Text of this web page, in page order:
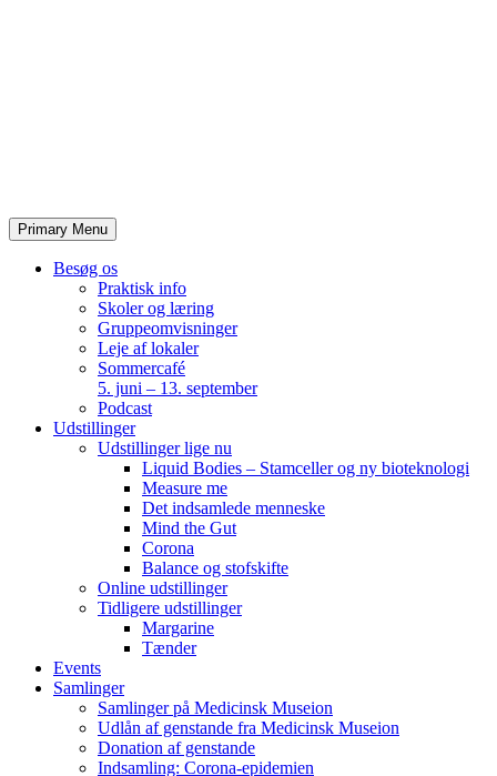
Primary Menu
Besøg os
Praktisk info
Skoler og læring
Gruppeomvisninger
Leje af lokaler
Sommercafé
5. juni – 13. september
Podcast
Udstillinger
Udstillinger lige nu
Liquid Bodies – Stamceller og ny bioteknologi
Measure me
Det indsamlede menneske
Mind the Gut
Corona
Balance og stofskifte
Online udstillinger
Tidligere udstillinger
Margarine
Tænder
Events
Samlinger
Samlinger på Medicinsk Museion
Udlån af genstande fra Medicinsk Museion
Donation af genstande
Indsamling: Corona-epidemien